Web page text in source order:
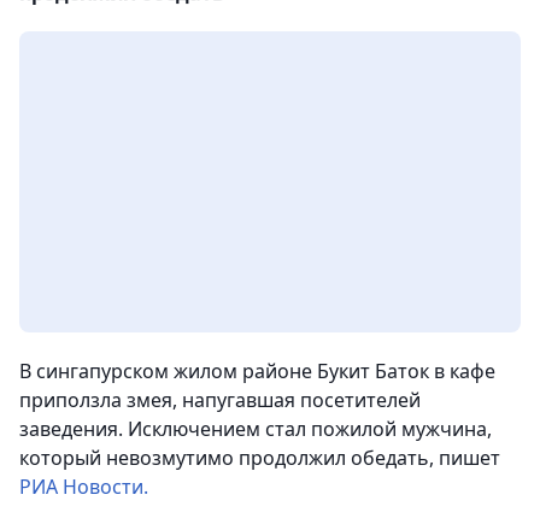
В сингапурском жилом районе Букит Баток в кафе
приползла змея, напугавшая посетителей
заведения. Исключением стал пожилой мужчина,
который невозмутимо продолжил обедать, пишет
РИА Новости.